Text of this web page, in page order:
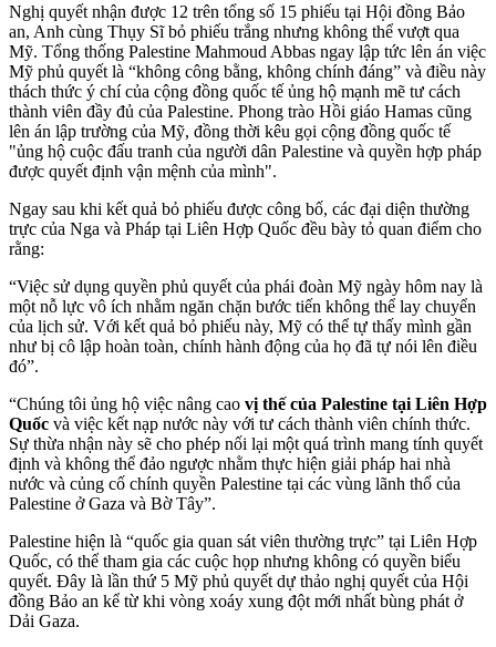
Nghị quyết nhận được 12 trên tổng số 15 phiếu tại Hội đồng Bảo
an, Anh cùng Thụy Sĩ bỏ phiếu trắng nhưng không thể vượt qua
Mỹ. Tổng thống Palestine Mahmoud Abbas ngay lập tức lên án việc
Mỹ phủ quyết là “không công bằng, không chính đáng” và điều này
thách thức ý chí của cộng đồng quốc tế ủng hộ mạnh mẽ tư cách
thành viên đầy đủ của Palestine. Phong trào Hồi giáo Hamas cũng
lên án lập trường của Mỹ, đồng thời kêu gọi cộng đồng quốc tế
"ủng hộ cuộc đấu tranh của người dân Palestine và quyền hợp pháp
được quyết định vận mệnh của mình".
Ngay sau khi kết quả bỏ phiếu được công bố, các đại diện thường
trực của Nga và Pháp tại Liên Hợp Quốc đều bày tỏ quan điểm cho
rằng:
“Việc sử dụng quyền phủ quyết của phái đoàn Mỹ ngày hôm nay là
một nỗ lực vô ích nhằm ngăn chặn bước tiến không thể lay chuyển
của lịch sử. Với kết quả bỏ phiếu này, Mỹ có thể tự thấy mình gần
như bị cô lập hoàn toàn, chính hành động của họ đã tự nói lên điều
đó”.
“Chúng tôi ủng hộ việc nâng cao vị thế của Palestine tại Liên Hợp
Quốc và việc kết nạp nước này với tư cách thành viên chính thức.
Sự thừa nhận này sẽ cho phép nối lại một quá trình mang tính quyết
định và không thể đảo ngược nhằm thực hiện giải pháp hai nhà
nước và củng cố chính quyền Palestine tại các vùng lãnh thổ của
Palestine ở Gaza và Bờ Tây”.
Palestine hiện là “quốc gia quan sát viên thường trực” tại Liên Hợp
Quốc, có thể tham gia các cuộc họp nhưng không có quyền biểu
quyết. Đây là lần thứ 5 Mỹ phủ quyết dự thảo nghị quyết của Hội
đồng Bảo an kể từ khi vòng xoáy xung đột mới nhất bùng phát ở
Dải Gaza.